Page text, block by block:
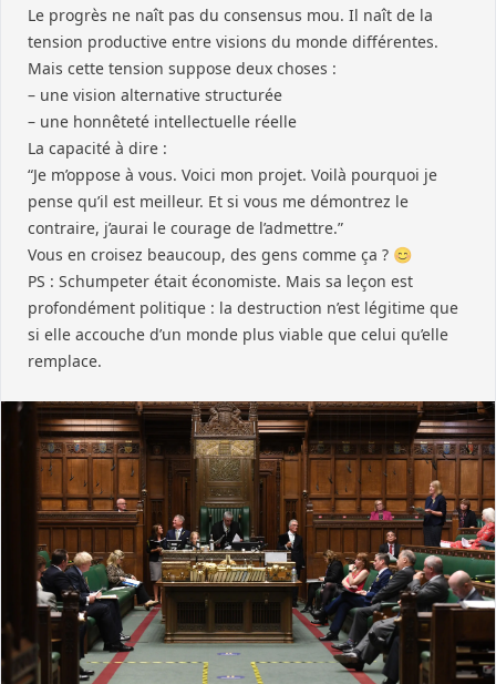
Le progrès ne naît pas du consensus mou. Il naît de la
tension productive entre visions du monde différentes.
Mais cette tension suppose deux choses :
– une vision alternative structurée
– une honnêteté intellectuelle réelle
La capacité à dire :
“Je m’oppose à vous. Voici mon projet. Voilà pourquoi je
pense qu’il est meilleur. Et si vous me démontrez le
contraire, j’aurai le courage de l’admettre.”
Vous en croisez beaucoup, des gens comme ça ? 😊
PS : Schumpeter était économiste. Mais sa leçon est
profondément politique : la destruction n’est légitime que
si elle accouche d’un monde plus viable que celui qu’elle
remplace.